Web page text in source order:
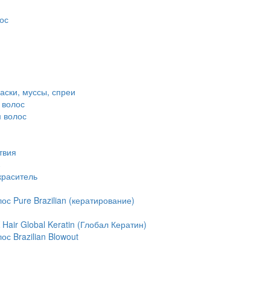
муссы, спреи
волос
Pure Brazilian (кератирование)
Global Keratin (Глобал Кератин)
Brazilian Blowout